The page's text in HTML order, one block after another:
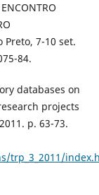
Preto, 7-10 set.
84.
databases on
projects
p. 63-73.
trp_3_2011/